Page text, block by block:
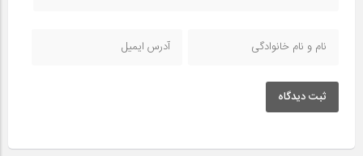
ثبت دیدگاه